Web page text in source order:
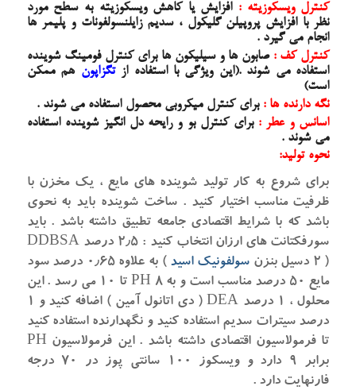
کنترل ویسکوزیته : افزایش یا کاهش ویسکوزیته به سطح مورد
نظر با افزایشپروپیلن گلیکول ، سدیم زایلنسولفونات و پلیمر ها
انجام می گیرد .
کنترل کف : صابون ها و سیلیکون ها برای کنترل فومینگ شوینده
استفاده می شوند .(این ویژگی با استفاده ازتگزاپون هم ممکن
است)
نگه دارنده ها : برای کنترل میکروبی محصول استفاده می شوند .
اسانس و عطر : برای کنترل بو و رایحه دل انگیز شوینده استفاده
می شوند .
نحوه تولید:
برای شروع به کار تولید شوینده های مایع ، یک مخزن با
ظرفیت مناسب اختیار کنید . ساخت شوینده باید به نحوی
باشد که با شرایط اقتصادی جامعه تطبیق داشته باشد . باید
سورفکتانت های ارزان انتخاب کنید : ۲٫۵ درصد DDBSA
( 2 دسیل بنزن
سولفونیک اسید
) به علاوه ۰٫۶۵ درصد سود
مایع ۵۰ درصد مناسب است و به PH 8 تا ۱۰ می رسد . این
محلول ، ۱ درصد DEA ( دی اتانول آمین ) اضافه کنید و ۱
درصد سیترات سدیم استفاده کنید و نگهدارنده استفاده کنید
تا فرمولاسیون اقتصادی داشته باشد . این فرمولاسیون PH
برابر ۹ دارد و ویسکوز ۱۰۰ سانتی پوز در ۷۰ درجه
فارنهایت دارد .